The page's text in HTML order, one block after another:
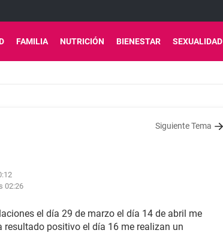
FAMILIA NUTRICIÓN BIENESTAR SEXUALIDAD
Siguiente Tema
02:26
el día 29 de marzo el día 14 de abril me
resultado positivo el día 16 me realizan un